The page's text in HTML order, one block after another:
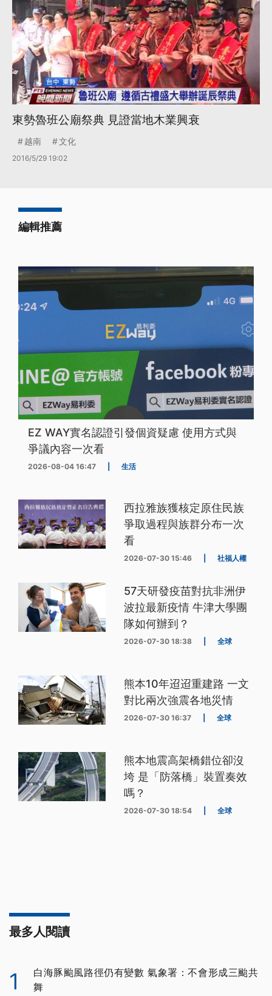
東勢魯班公廟祭典 見證當地木業興衰
越南 文化
2016/5/29 19:02
編輯推薦
EZ WAY實名認證引發個資疑慮 使用方式與
爭議內容一次看
2026-08-04 16:47 生活
西拉雅族獲核定原住民族
爭取過程與族群分布一次
看
2026-07-30 15:46 社福人權
57天研發疫苗對抗非洲伊
波拉最新疫情 牛津大學團
隊如何辦到？
2026-07-30 18:38 全球
熊本10年迢迢重建路 一文
對比兩次強震各地災情
2026-07-30 16:37 全球
熊本地震高架橋錯位卻沒
垮 是「防落橋」裝置奏效
嗎？
2026-07-30 18:54 全球
最多人閱讀
1
白海豚颱風路徑仍有變數 氣象署：不會形成三颱共
舞